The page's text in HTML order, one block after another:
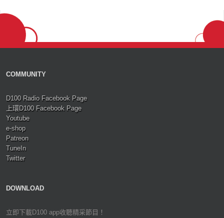
COMMUNITY
D100 Radio Facebook Page
上環D100 Facebook Page
Youtube
e-shop
Patreon
TuneIn
Twitter
DOWNLOAD
立即下載D100 app收聽精采節目！